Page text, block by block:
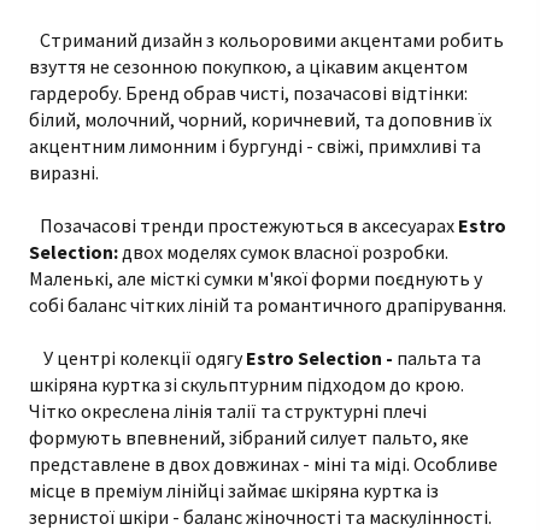
Стриманий дизайн з кольоровими акцентами робить
взуття не сезонною покупкою, а цікавим акцентом
гардеробу. Бренд обрав чисті, позачасові відтінки:
білий, молочний, чорний, коричневий, та доповнив їх
акцентним лимонним і бургунді - свіжі, примхливі та
виразні.
Позачасові тренди простежуються в аксесуарах Estro
Selection: двох моделях сумок власної розробки.
Маленькі, але місткі сумки м'якої форми поєднують у
собі баланс чітких ліній та романтичного драпірування.
У центрі колекції одягуEstro Selection - пальта та
шкіряна куртка зі скульптурним підходом до крою.
Чітко окреслена лінія талії та структурні плечі
формують впевнений, зібраний силует пальто, яке
представлене в двох довжинах - міні та міді. Особливе
місце в преміум лінійці займає шкіряна куртка із
зернистої шкіри - баланс жіночності та маскулінності.